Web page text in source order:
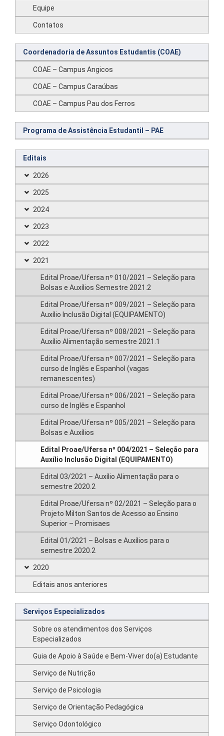
Equipe
Contatos
Coordenadoria de Assuntos Estudantis (COAE)
COAE – Campus Angicos
COAE – Campus Caraúbas
COAE – Campus Pau dos Ferros
Programa de Assistência Estudantil – PAE
Editais
2026
2025
2024
2023
2022
2021
Edital Proae/Ufersa nº 010/2021 – Seleção para
Bolsas e Auxílios Semestre 2021.2
Edital Proae/Ufersa nº 009/2021 – Seleção para
Auxílio Inclusão Digital (EQUIPAMENTO)
Edital Proae/Ufersa nº 008/2021 – Seleção para
Auxílio Alimentação semestre 2021.1
Edital Proae/Ufersa nº 007/2021 – Seleção para
curso de Inglês e Espanhol (vagas
remanescentes)
Edital Proae/Ufersa nº 006/2021 – Seleção para
curso de Inglês e Espanhol
Edital Proae/Ufersa nº 005/2021 – Seleção para
Bolsas e Auxílios
Edital Proae/Ufersa nº 004/2021 – Seleção para
Auxílio Inclusão Digital (EQUIPAMENTO)
Edital 03/2021 – Auxílio Alimentação para o
semestre 2020.2
Edital Proae/Ufersa nº 02/2021 – Seleção para o
Projeto Milton Santos de Acesso ao Ensino
Superior – Promisaes
Edital 01/2021 – Bolsas e Auxílios para o
semestre 2020.2
2020
Editais anos anteriores
Serviços Especializados
Sobre os atendimentos dos Serviços
Especializados
Guia de Apoio à Saúde e Bem-Viver do(a) Estudante
Serviço de Nutrição
Serviço de Psicologia
Serviço de Orientação Pedagógica
Serviço Odontológico